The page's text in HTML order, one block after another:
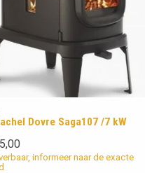
Dovre Saga107 /7 kW
informeer naar de exacte